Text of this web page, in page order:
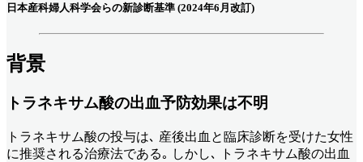
日本産科婦人科学会らの新診断基準 (2024年6月改訂)
背景
トラネキサム酸の出血予防効果は不明
トラネキサム酸の投与は､ 産後出血と臨床診断を受けた女性
に推奨される治療法である｡ しかし､ トラネキサム酸の出血